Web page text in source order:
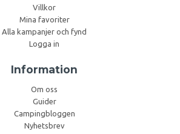
Villkor
Mina favoriter
Alla kampanjer och fynd
Logga in
Information
Om oss
Guider
Campingbloggen
Nyhetsbrev